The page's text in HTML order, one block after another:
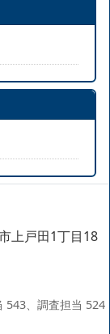
上戸田1丁目18
543、調査担当 524